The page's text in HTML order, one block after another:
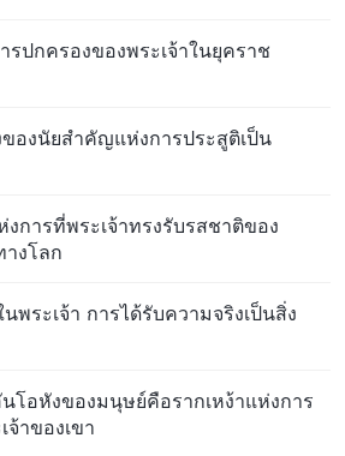
รปกครองของพระเจ้าในยุคราช
องนัยสำคัญแห่งการประสูติเป็น
การที่พระเจ้าทรงรับรสชาติของ
งโลก
พระเจ้า การได้รับความจริงเป็นสิ่ง
โอหังของมนุษย์คือรากเหง้าแห่งการ
จ้าของเขา